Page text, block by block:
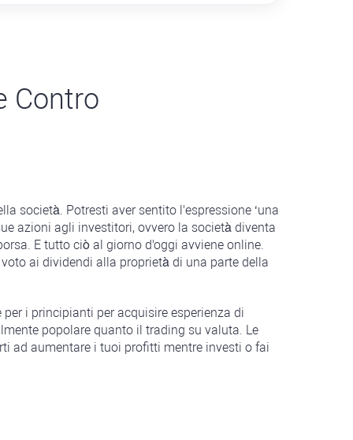
Contro
società. Potresti aver sentito l'espressione ‘una
azioni agli investitori, ovvero la società diventa
E tutto ciò al giorno d'oggi avviene online.
ai dividendi alla proprietà di una parte della
i principianti per acquisire esperienza di
popolare quanto il trading su valuta. Le
ad aumentare i tuoi profitti mentre investi o fai